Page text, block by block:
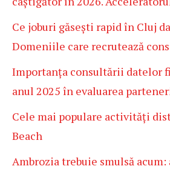
Ce joburi găsești rapid în Cluj
Domeniile care recrutează
Importanța consultării datelor
anul 2025 în evaluarea
Cele mai populare activități
Beach
Ambrozia trebuie smulsă